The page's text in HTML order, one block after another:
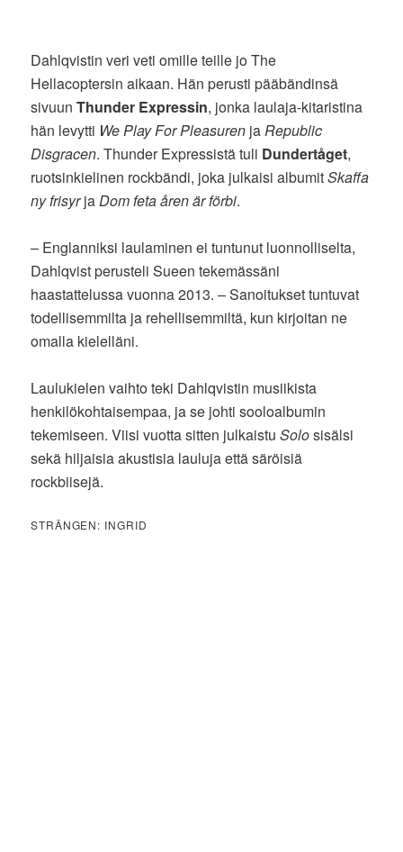
Dahlqvistin veri veti omille teille jo The
Hellacoptersin aikaan. Hän perusti pääbändinsä
sivuunThunder Expressin, jonka laulaja-kitaristina
hän levytti We Play For Pleasuren jaRepublic
Disgracen. Thunder Expressistä tuli Dundertåget,
ruotsinkielinen rockbändi, joka julkaisi albumitSkaffa
ny frisyrjaDom feta åren är förbi.
– Englanniksi laulaminen ei tuntunut luonnolliselta,
Dahlqvist perusteli Sueen tekemässäni
haastattelussa vuonna 2013. – Sanoitukset tuntuvat
todellisemmilta ja rehellisemmiltä, kun kirjoitan ne
omalla kielelläni.
Laulukielen vaihto teki Dahlqvistin musiikista
henkilökohtaisempaa, ja se johti sooloalbumin
tekemiseen. Viisi vuotta sitten julkaistuSolosisälsi
sekä hiljaisia akustisia lauluja että säröisiä
rockbiisejä.
STRÄNGEN: INGRID